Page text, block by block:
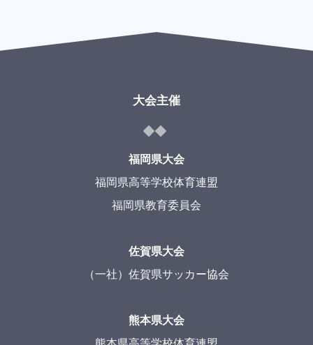
大会主催
福岡県大会
福岡県高等学校体育連盟
福岡県教育委員会
佐賀県大会
（一社）佐賀県サッカー協会
熊本県大会